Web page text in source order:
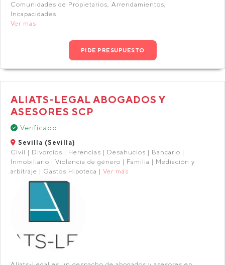
Comunidades de Propietarios, Arrendamientos,
Incapacidades.
Ver más
PIDE PRESUPUESTO
ALIATS-LEGAL ABOGADOS Y
ASESORES SCP
Verificado
Sevilla (Sevilla)
Civil | Divorcios | Herencias | Desahucios | Bancario |
Inmobiliario | Violencia de género | Familia | Mediación y
arbitraje | Gastos Hipoteca | Ver más